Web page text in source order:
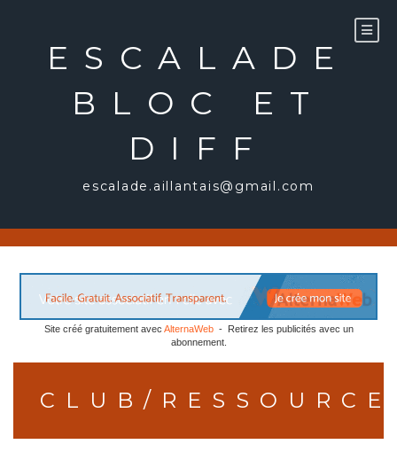
ESCALADE
BLOC ET
DIFF
escalade.aillantais@gmail.com
Site créé gratuitement avec AlternaWeb- Retirez les publicités avec un
abonnement.
CLUB/